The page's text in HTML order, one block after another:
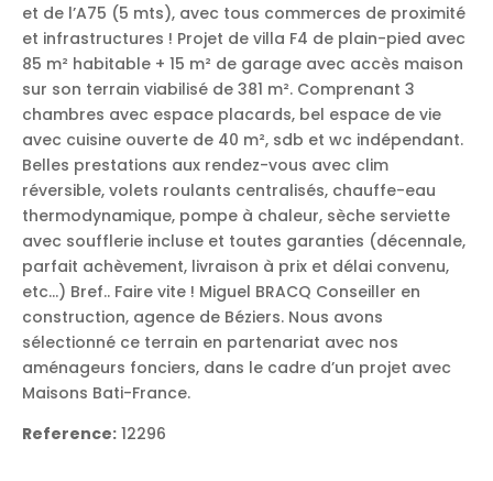
et de l’A75 (5 mts), avec tous commerces de proximité
et infrastructures ! Projet de villa F4 de plain-pied avec
85 m² habitable + 15 m² de garage avec accès maison
sur son terrain viabilisé de 381 m². Comprenant 3
chambres avec espace placards, bel espace de vie
avec cuisine ouverte de 40 m², sdb et wc indépendant.
Belles prestations aux rendez-vous avec clim
réversible, volets roulants centralisés, chauffe-eau
thermodynamique, pompe à chaleur, sèche serviette
avec soufflerie incluse et toutes garanties (décennale,
parfait achèvement, livraison à prix et délai convenu,
etc…) Bref.. Faire vite ! Miguel BRACQ Conseiller en
construction, agence de Béziers. Nous avons
sélectionné ce terrain en partenariat avec nos
aménageurs fonciers, dans le cadre d’un projet avec
Maisons Bati-France.
Reference: 12296